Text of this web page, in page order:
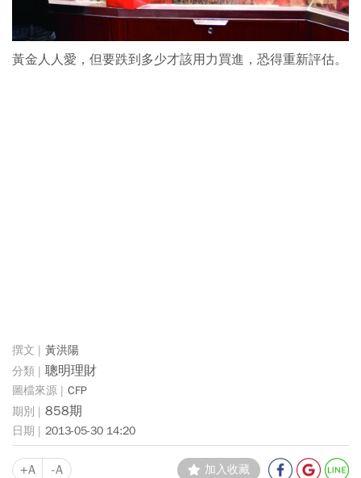
黃金人人愛，但要跌到多少才該用力買進，恐得重新評估。
黃洪陽
聰明理財
CFP
858期
2013-05-30 14:20
+A -A 加入收藏